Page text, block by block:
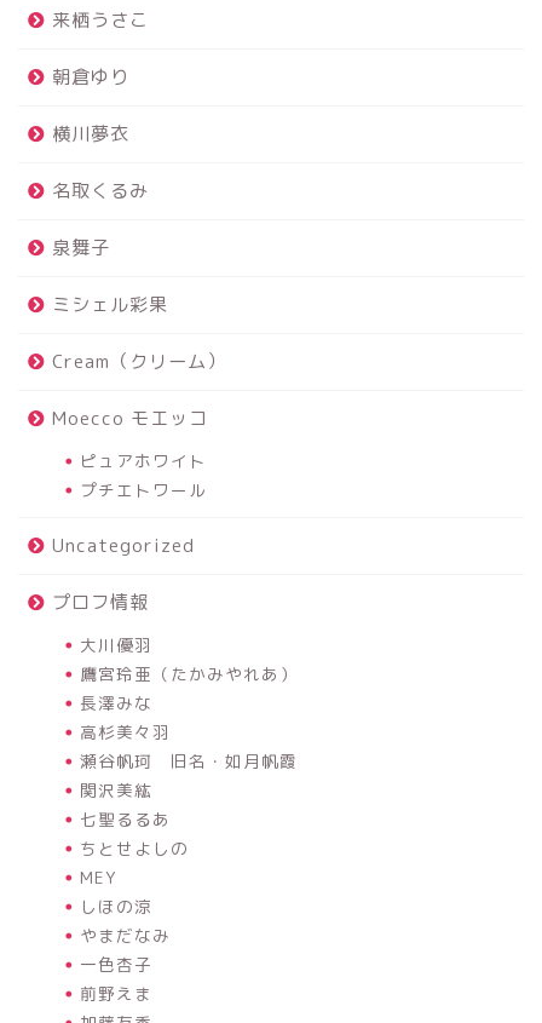
来栖うさこ
朝倉ゆり
横川夢衣
名取くるみ
泉舞子
ミシェル彩果
Cream（クリーム）
Moecco モエッコ
ピュアホワイト
プチエトワール
Uncategorized
プロフ情報
大川優羽
鷹宮玲亜（たかみやれあ）
長澤みな
高杉美々羽
瀬谷帆珂 旧名・如月帆霞
関沢美紘
七聖るるあ
ちとせよしの
MEY
しほの涼
やまだなみ
一色杏子
前野えま